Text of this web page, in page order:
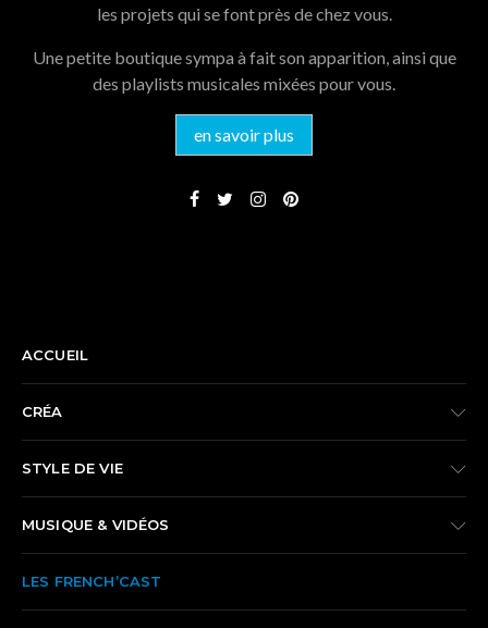
les projets qui se font près de chez vous.
Une petite boutique sympa à fait son apparition, ainsi que
des playlists musicales mixées pour vous.
en savoir plus
ACCUEIL
CRÉA
STYLE DE VIE
MUSIQUE & VIDÉOS
LES FRENCH’CAST